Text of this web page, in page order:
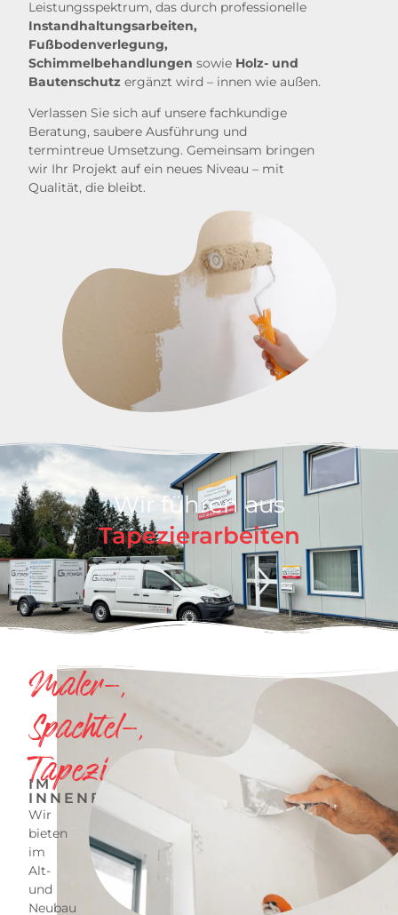
Leistungsspektrum, das durch professionelle
Instandhaltungsarbeiten,
Fußbodenverlegung,
Schimmelbehandlungen sowie Holz- und
Bautenschutz ergänzt wird – innen wie außen.
Verlassen Sie sich auf unsere fachkundige
Beratung, saubere Ausführung und
termintreue Umsetzung. Gemeinsam bringen
wir Ihr Projekt auf ein neues Niveau – mit
Qualität, die bleibt.
Wir führen aus
Tapezierarbeiten
Maler-,
Spachtel-,
Tapezierarbeiten
IM
INNENBEREICH
Wir
bieten
im
Alt-
und
Neubau